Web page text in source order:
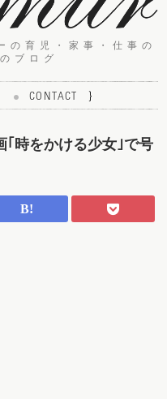
の育児・家事・仕事の
ブログ
CONTACT }
｢時をかける少女｣で号